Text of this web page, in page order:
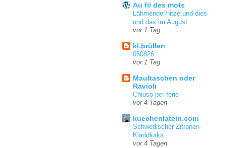
Au fil des mots
Lähmende Hitze und dies
und das im August
vor 1 Tag
kl.brüllen
050826
vor 1 Tag
Maultaschen oder
Ravioli
Chiuso per ferie
vor 4 Tagen
kuechenlatein.com
Schwedischer Zitronen-
Kladdkaka
vor 4 Tagen